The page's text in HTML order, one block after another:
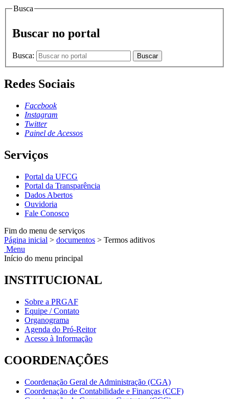
Busca
Buscar no portal
Busca: Buscar
Redes Sociais
Facebook
Instagram
Twitter
Painel de Acessos
Serviços
Portal da UFCG
Portal da Transparência
Dados Abertos
Ouvidoria
Fale Conosco
Fim do menu de serviços
Página inicial > documentos > Termos aditivos
Menu
Início do menu principal
INSTITUCIONAL
Sobre a PRGAF
Equipe / Contato
Organograma
Agenda do Pró-Reitor
Acesso à Informação
COORDENAÇÕES
Coordenação Geral de Administração (CGA)
Coordenação de Contabilidade e Finanças (CCF)